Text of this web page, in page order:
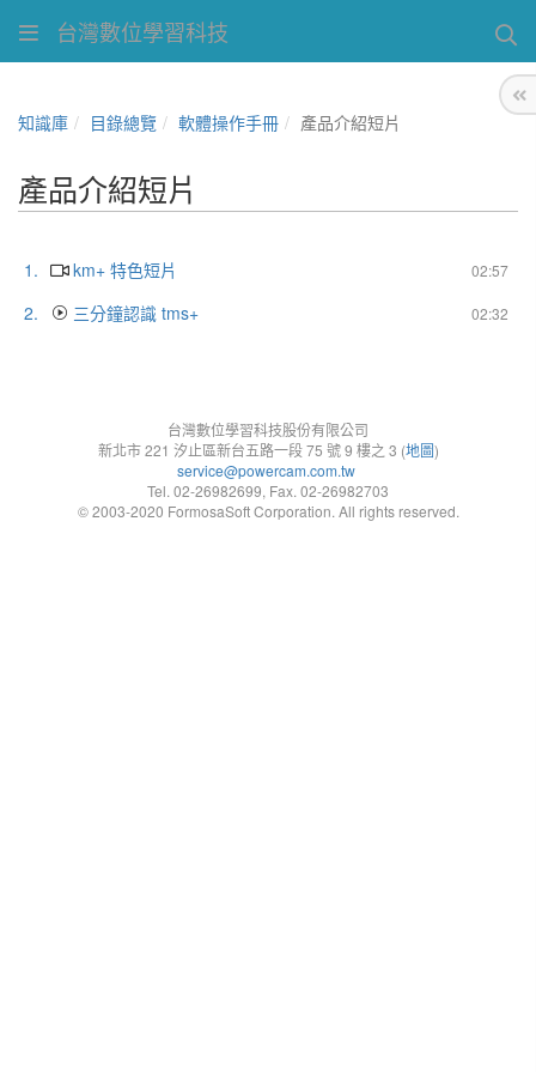
台灣數位學習科技
知識庫 目錄總覽 軟體操作手冊 產品介紹短片
產品介紹短片
1. 02:57
km+ 特色短片
2.
02:32
三分鐘認識 tms+
台灣數位學習科技股份有限公司
新北市 221 汐止區新台五路一段 75 號 9 樓之 3 (地圖)
service@powercam.com.tw
Tel. 02-26982699, Fax. 02-26982703
© 2003-2020 FormosaSoft Corporation. All rights reserved.